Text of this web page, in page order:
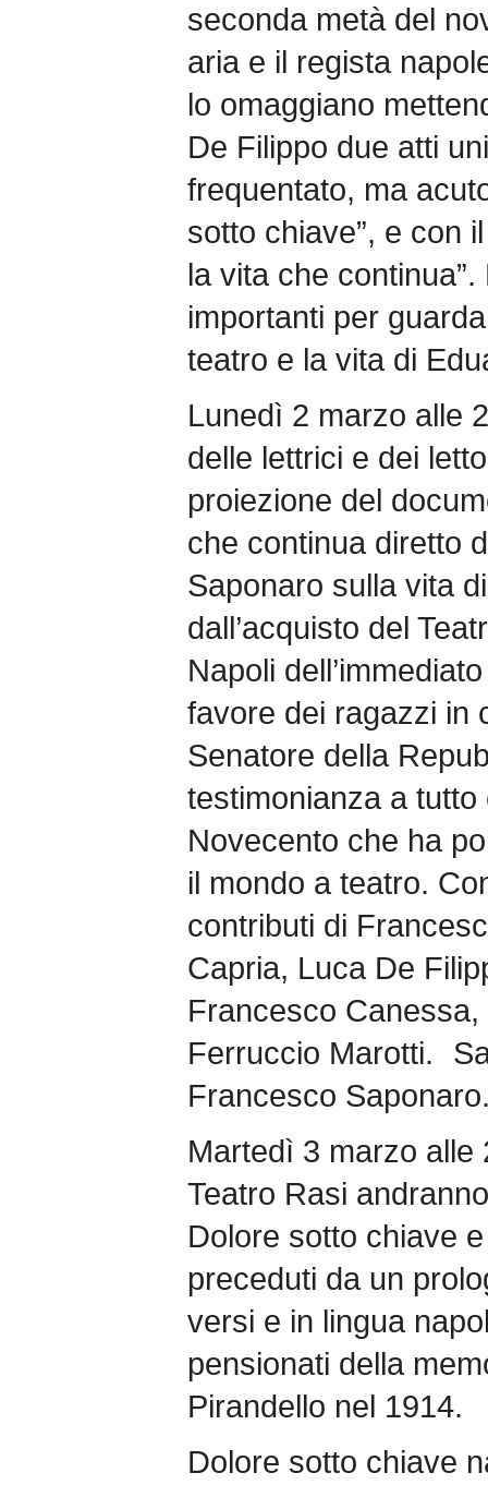
seconda metà del
aria e il regista
lo omaggiano
De Filippo due atti
frequentato, ma
sotto chiave”, e con
la vita che
importanti per
teatro e la vita di
Lunedì 2 marzo alle
delle lettrici e dei
proiezione del
che continua diretto
Saponaro sulla vita
dall’acquisto del
Napoli
favore dei ragazzi in
Senatore della
testimonianza a
Novecento che ha
il mondo a teatro.
contributi di
Capria, Luca De
Francesco
Ferruccio Marotti.
Francesco
Martedì 3 marzo alle
Teatro Rasi
Dolore sotto chiave
preceduti da un
versi e in lingua
pensionati della
Pirandello nel 1914.
Dolore sotto chiave